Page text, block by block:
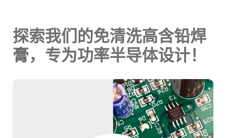
探索我们的免清洗高含铅焊
膏，专为功率半导体设计！